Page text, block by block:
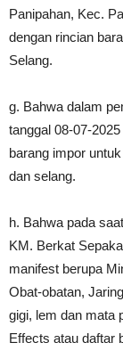
Panipahan, Kec.
dengan rincian
Selang.
g. Bahwa dalam
tanggal 08-07-
barang impor
dan selang.
h. Bahwa pada
KM. Berkat
manifest berupa
Obat-obatan,
gigi, lem dan mata
Effects atau daftar